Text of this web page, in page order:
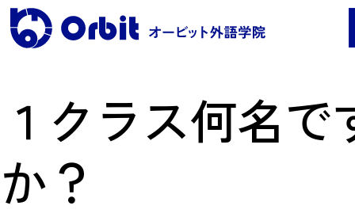
レッスンコース案内
●Orbit 5つのポイント
●レッスンコース案内
１クラス何名で
か？